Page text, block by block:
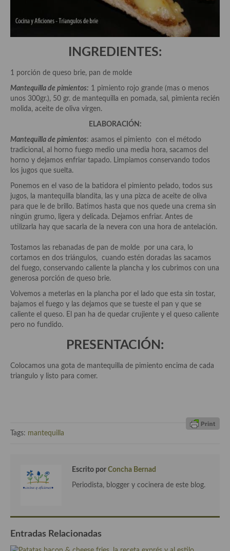
Recetas
Acompañamientos
Airfryer recetas
Aderezos, salsas, vinagretas, especias, hierbas aromáticas o
aditivos
Hierbas aromáticas
Aceites
Sales y polvos
Salsas y mojos
Aperitivos
Bebidas
Bocadillos, hamburguesas, sándwich, emparedados, tostas y
demás
Entrantes y primeros platos
Ensaladas
Arroces Y fideuás
Legumbres y cereales
Huevos
INGREDIENTES:
1 porción de queso brie, pan de molde
Mantequilla de pimientos: 1 pimiento rojo grande (mas o menos
unos 300gr.), 50 gr. de mantequilla en pomada, sal, pimienta recién
molida, aceite de oliva virgen.
ELABORACIÓN:
Mantequilla de pimientos: asamos el pimiento con el método
tradicional, al horno fuego medio una media hora, sacamos del
horno y dejamos enfriar tapado. Limpiamos conservando todos
los jugos que suelta.
Ponemos en el vaso de la batidora el pimiento pelado, todos sus
jugos, la mantequilla blandita, las y una pizca de aceite de oliva
para que le de brillo. Batimos hasta que nos quede una crema sin
ningún grumo, ligera y delicada. Dejamos enfriar. Antes de
utilizarla hay que sacarla de la nevera con una hora de antelación.
Tostamos las rebanadas de pan de molde por una cara, lo
cortamos en dos triángulos, cuando estén doradas las sacamos
del fuego, conservando caliente la plancha y los cubrimos con una
generosa porción de queso brie.
Volvemos a meterlas en la plancha por el lado que esta sin tostar,
bajamos el fuego y las dejamos que se tueste el pan y que se
caliente el queso. El pan ha de quedar crujiente y el queso caliente
pero no fundido.
PRESENTACIÓN:
Colocamos una gota de mantequilla de pimiento encima de cada
triangulo y listo para comer.
Tags: mantequilla
Escrito por Concha Bernad
Periodista, blogger y cocinera de este blog.
Entradas Relacionadas